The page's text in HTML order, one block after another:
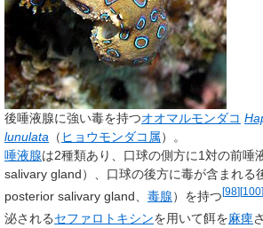
後唾液腺に強い毒を持つオオマルモンダコ
lunulata （ ヒョウモンダコ属）。
唾液腺は2種類あり、口球の側方に1対の前唾
salivary gland）、口球の後方に毒が含まれる
posterior salivary gland
毒腺）を持つ[98][100]
泌されるセファロトキシンを用いて餌を麻痺